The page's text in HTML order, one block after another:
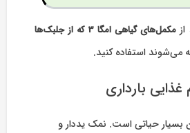
مکمل‌های گیاهی امگا 3 که از جلبک‌ها
می‌شوند استفاده کنید.
بارداری
بسیار حیاتی است. نمک یددار و